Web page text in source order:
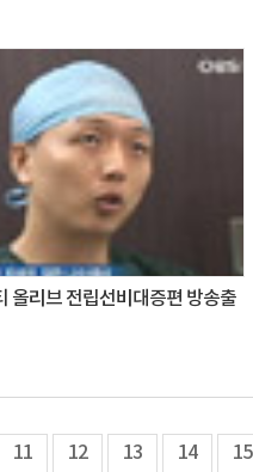
올리브 전립선비대증편 방송출
11 12 13 14 15